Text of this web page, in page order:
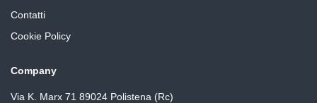
Contatti
Cookie Policy
Company
Via K. Marx 71 89024 Polistena (Rc)